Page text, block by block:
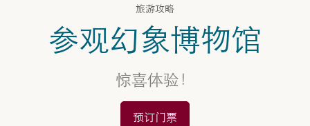
艺术与文化
卡塔尔标志性博物馆
旅游攻略
参观幻象博物馆
惊喜体验！
预订门票